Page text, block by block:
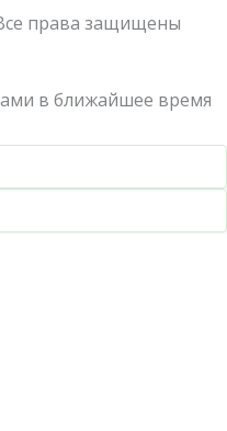
права защищены
в ближайшее время